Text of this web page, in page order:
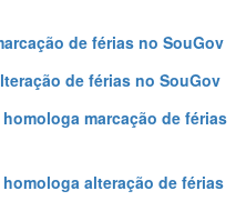
de férias no SouGov
de férias no SouGov
marcação de férias
alteração de férias